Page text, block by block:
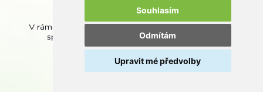
Souhlasím
Odmítám
Upravit mé předvolby
© REMA Systém
Nastavení cookies
Ochrana osobních údajů
V rámci zpětného odběru odpadních přenosných baterií
spolupracujeme se společnostíREMA Battery